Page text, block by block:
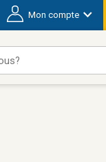
Mon compte